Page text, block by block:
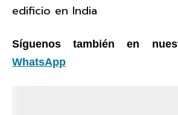
edificio en India
Síguenos también en
WhatsApp